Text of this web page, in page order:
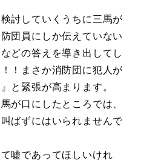
討していくうちに三馬が
団員にしか伝えていない
どの答えを導き出してし
！まさか消防団に犯人が
と緊張が高まります。
が口にしたところでは、
ばずにはいられませんで
嘘であってほしいけれ